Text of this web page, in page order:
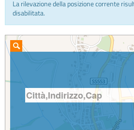
INFO E MEDIA
IN VIAGGIO
La rilevazione della posizione corrente
disabilitata.